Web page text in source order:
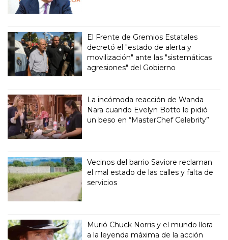
El Frente de Gremios Estatales
decretó el "estado de alerta y
movilización" ante las "sistemáticas
agresiones" del Gobierno
La incómoda reacción de Wanda
Nara cuando Evelyn Botto le pidió
un beso en “MasterChef Celebrity”
Vecinos del barrio Saviore reclaman
el mal estado de las calles y falta de
servicios
Murió Chuck Norris y el mundo llora
a la leyenda máxima de la acción